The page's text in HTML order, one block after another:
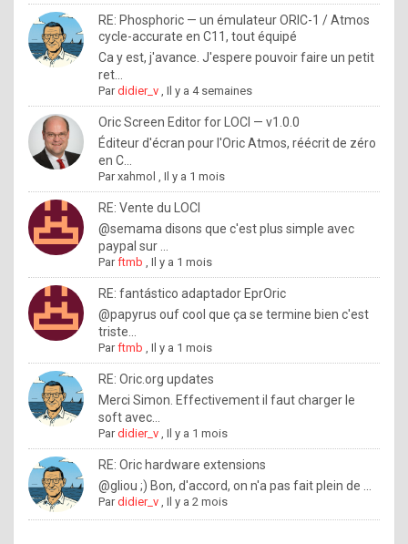
.
I
f
y
o
u
w
a
n
t
o
n
o
w
h
o
w
o
RE: Phosphoric — un émulateur ORIC-1 / Atmos
cycle-accurate en C11, tout équipé
Ca y est, j'avance. J'espere pouvoir faire un petit
ret...
Pardidier_v ,Il y a 4 semaines
Oric Screen Editor for LOCI — v1.0.0
Éditeur d'écran pour l'Oric Atmos, réécrit de zéro
en C...
Parxahmol ,Il y a 1 mois
RE: Vente du LOCI
@semama disons que c'est plus simple avec
paypal sur ...
Parftmb ,Il y a 1 mois
RE: fantástico adaptador EprOric
@papyrus ouf cool que ça se termine bien c'est
triste...
Parftmb ,Il y a 1 mois
RE: Oric.org updates
Merci Simon. Effectivement il faut charger le
soft avec...
Pardidier_v ,Il y a 1 mois
RE: Oric hardware extensions
@gliou ;) Bon, d'accord, on n'a pas fait plein de ...
Pardidier_v ,Il y a 2 mois